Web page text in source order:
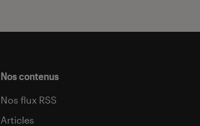
Nos contenus
Nos flux RSS
Articles